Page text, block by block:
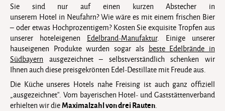
Sie sind nur auf einen kurzen Abstecher in
unserem Hotel in Neufahrn? Wie wäre es mit einem frischen Bier
– oder etwas Hochprozentigem? Kosten Sie exquisite Tropfen aus
unserer hoteleigenen Edelbrand-Manufaktur. Einige unserer
hauseigenen Produkte wurden sogar als beste Edelbrände in
Südbayern ausgezeichnet – selbstverständlich schenken wir
Ihnen auch diese preisgekrönten Edel-Destillate mit Freude aus.
Die Küche unseres Hotels nahe Freising ist auch ganz offiziell
„ausgezeichnet“. Vom bayerischen Hotel- und Gaststättenverband
erhielten wir dieMaximalzahl von drei Rauten.